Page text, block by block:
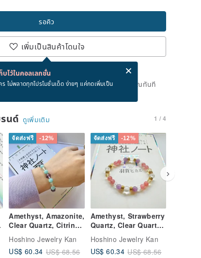
รอคิว
เพิ่มเป็นสินค้าโดนใจ
บไว้ในคอลเลกชั่น
ไม่พลาดทุกโปรโมชั่นเด็ด ง่ายๆ แค่กดเพิ่มเป็น
ฟรีเมื่อซื้อสินค้า!
ณสามารถกดปุ่ม "รอคิว" และเราจะแจ้งเตือนคุณทันที
นด์ ดูเพิ่มเติม 1 / 4
จัดส่งฟรี -12%
Amethyst, Amazonite,
Clear Quartz, Citrine,
Crystal, Handmade,
Gift, Direct from
Hoshino Jewelry Kan
US$ 60.34 US$ 68.56
จัดส่งฟรี -12%
Amethyst, Strawberry
Quartz, Clear Quartz,
Natural Crystal,
Handmade, Gift,
Hoshino Jewelry Kan
US$ 60.34 US$ 68.56